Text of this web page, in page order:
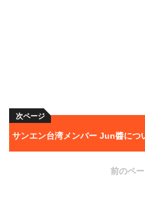
次ページ
サンエン台湾メンバー Jun醬につ
前のペ